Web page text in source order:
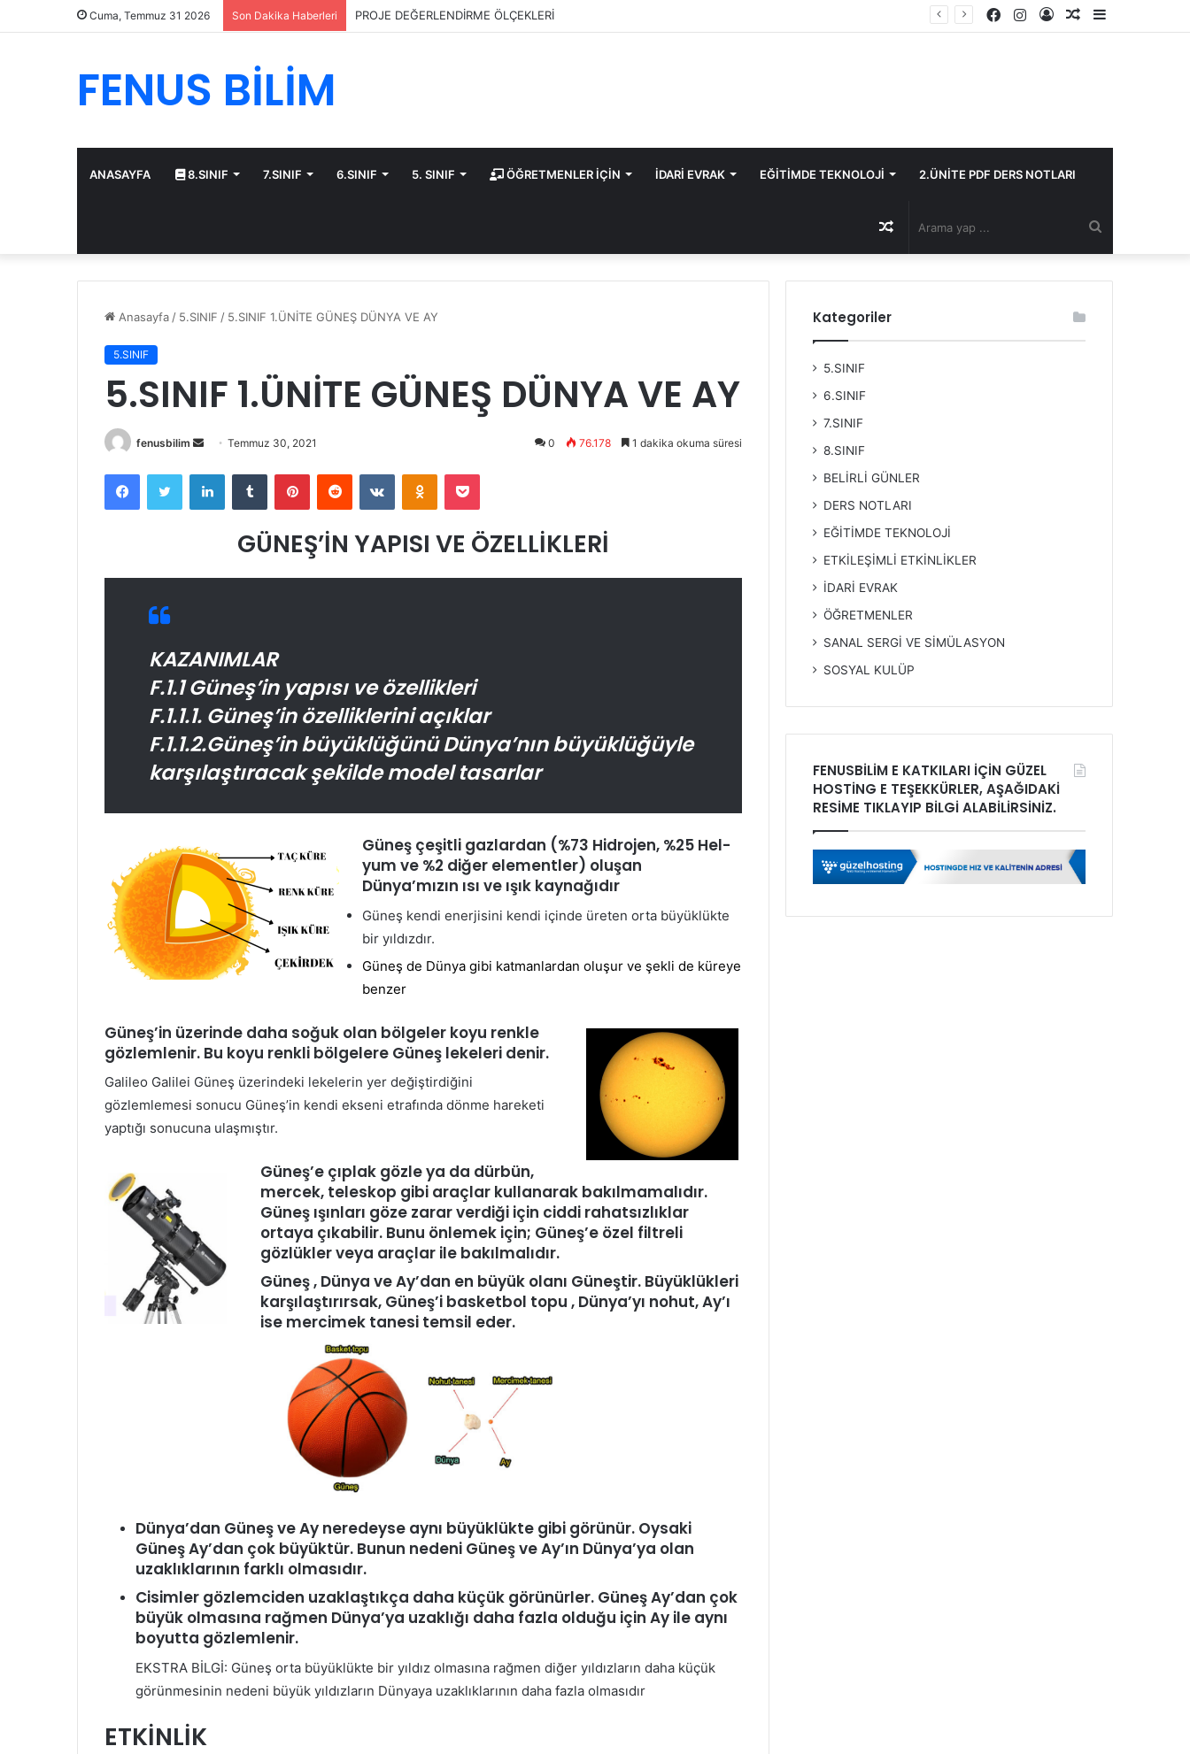
Cuma, Temmuz 31 2026 Son Dakika Haberleri PROJE DEĞERLENDİRME ÖLÇEKLERİ
Kenar
Rastgele
Kayıt
Instagram
Facebook
FENUS BİLİM
ANASAYFA 8.SINIF 7.SINIF 6.SINIF 5. SINIF ÖĞRETMENLER İÇİN İDARİ EVRAK EĞİTİMDE TEKNOLOJİ 2.ÜNİTE PDF DERS NOTLARI
yap
Rastgele
Makale
Anasayfa / 5.SINIF / 5.SINIF 1.ÜNİTE GÜNEŞ DÜNYA VE AY
5.SINIF
5.SINIF 1.ÜNİTE GÜNEŞ DÜNYA VE AY
fenusbilim
Bir
posta
göndermek
Temmuz 30, 2021 0 76.178 1 dakika okuma süresi
FacebookTwitter LinkedInTumblr PinterestReddit VKontakteOdnoklassniki
Pocket
GÜNEŞ’İN YAPISI VE ÖZELLİKLERİ
KAZANIMLAR
F.1.1 Güneş’in yapısı ve özellikleri
F.1.1.1. Güneş’in özelliklerini açıklar
F.1.1.2.Güneş’in büyüklüğünü Dünya’nın büyüklüğüyle
karşılaştıracak şekilde model tasarlar
Güneş çeşitli gazlardan (%73 Hidrojen, %25 Hel­
yum ve %2 diğer elementler) oluşan
Dünya’mızın ısı ve ışık kaynağıdır
Güneş kendi enerjisini kendi içinde üreten orta büyüklükte
bir yıldızdır.
Güneş de Dünya gibi katmanlardan olu­şur ve şekli de küreye
benzer
Güneş’in üzerinde daha soğuk olan bölgeler koyu renkle
gözlemle­nir. Bu koyu renkli bölgelere Güneş lekeleri denir.
Galileo Galilei Güneş üzerindeki lekelerin yer değiştirdiğini
gözlemlemesi sonucu Güneş’in kendi ekseni etrafında dönme hareketi
yaptığı sonucuna ulaşmıştır.
Güneş’e çıplak gözle ya da dürbün,
mercek, teleskop gibi araçlar kullanarak bakılmamalıdır.
Güneş ışınları göze zarar verdiği için ciddi rahat­sızlıklar
ortaya çıkabilir. Bunu önlemek için; Güneş’e özel filtreli
gözlükler veya araçlar ile bakılmalıdır.
Güneş , Dünya ve Ay’dan en büyük olanı Güneştir. Büyüklükleri
karşı­laştırırsak, Güneş’i basketbol topu , Dünya’yı nohut, Ay’ı
ise mercimek tanesi temsil eder.
Dünya’dan Güneş ve Ay neredeyse aynı büyüklükte gibi görünür. Oysaki
Güneş Ay’dan çok büyüktür. Bunun nedeni Güneş ve Ay’ın Dünya’ya olan
uzaklıklarının farklı olmasıdır.
Cisimler gözlemciden uzaklaştıkça daha küçük görünürler. Güneş Ay’­dan çok
büyük olmasına rağmen Dünya’ya uzaklığı daha fazla ol­duğu için Ay ile aynı
boyutta gözlemlenir.
EKSTRA BİLGİ: Güneş orta büyüklükte bir yıldız olmasına rağmen diğer yıldızların daha küçük
görünmesinin nedeni büyük yıldızların Dünyaya uzaklıklarının daha fazla olmasıdır
ETKİNLİK
Kategoriler
5.SINIF
6.SINIF
7.SINIF
8.SINIF
BELİRLİ GÜNLER
DERS NOTLARI
EĞİTİMDE TEKNOLOJİ
ETKİLEŞİMLİ ETKİNLİKLER
İDARİ EVRAK
ÖĞRETMENLER
SANAL SERGİ VE SİMÜLASYON
SOSYAL KULÜP
FENUSBİLİM E KATKILARI İÇİN GÜZEL
HOSTİNG E TEŞEKKÜRLER, AŞAĞIDAKİ
RESİME TIKLAYIP BİLGİ ALABİLİRSİNİZ.